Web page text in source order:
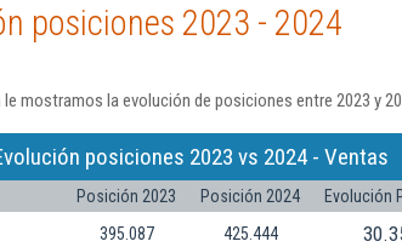
posiciones 2023 - 2024
mostramos la evolución de posiciones entre 2023 y
posiciones 2023 vs 2024 - Ventas
Posición 2023 Posición 2024
Evolución
395.087 425.444